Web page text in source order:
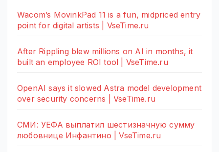
Wacom’s MovinkPad 11 is a fun, midpriced entry
point for digital artists | VseTime.ru
After Rippling blew millions on AI in months, it
built an employee ROI tool | VseTime.ru
OpenAI says it slowed Astra model development
over security concerns | VseTime.ru
СМИ: УЕФА выплатил шестизначную сумму
любовнице Инфантино | VseTime.ru